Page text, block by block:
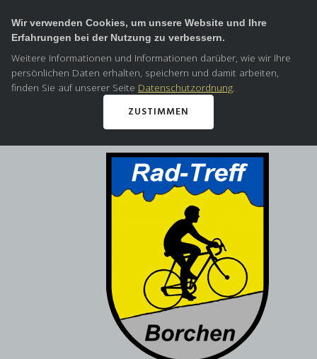
Wir verwenden Cookies, um unsere Website und Ihre
Erfahrungen bei der Nutzung zu verbessern.
Weitere Informationen und Informationen darüber, wie wir Ihre
persönlichen Daten erhalten, speichern und damit arbeiten,
finden Sie auf unserer Seite Datenschutzordnung.
ZUSTIMMEN